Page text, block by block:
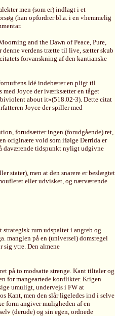
men (som er) indlagt i et
(han opfordrer bl.a. i en «hemmelig
and the Dawn of Peace, Pure,
denne verdens trætte til live, sætter skub
forvanskning af den kantianske
Idé indebærer en pligt til
Joyce der iværksætter en tåget
about it»(518.02-3). Dette citat
Joyce der spiller med
forudsætter ingen (forudgående) ret,
originære vold som ifølge Derrida er
daværende tidspunkt nyligt udgivne
stater), men at den snarere er beslægtet
eller udvisket, og nærværende
rum udspaltet i angreb og
manglen på en (universel) domsregel
sig ytre. Den almene
på to modsatte strenge. Kant tiltaler og
for mangeartede konflikter. Krigen
umuligt, undervejs i FW at
Kant, men den slår ligeledes ind i selve
form angiver muligheden af en
(derude) og sin egen, ordnede